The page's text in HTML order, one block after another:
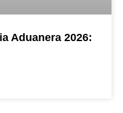
Aduanera 2026: